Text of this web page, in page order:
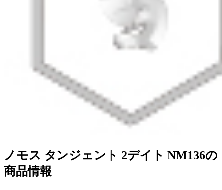
ノモス タンジェント 2デイト NM136の
商品情報